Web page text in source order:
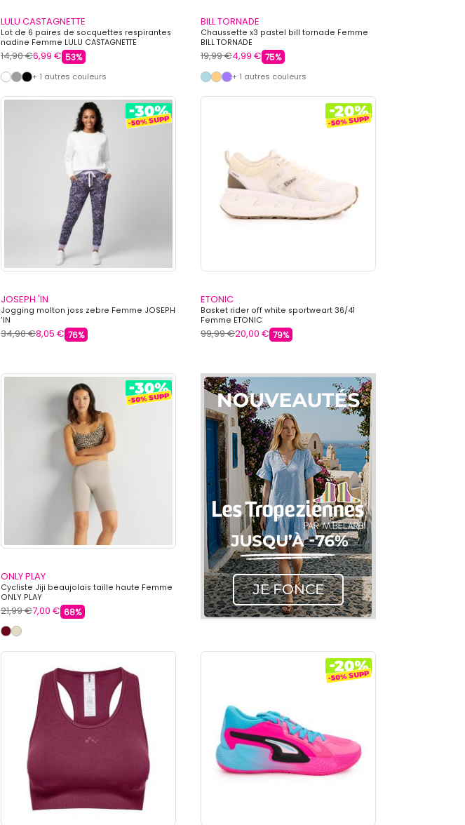
LULU CASTAGNETTE
Lot de 6 paires de socquettes respirantes
nadine Femme LULU CASTAGNETTE
14,90 €6,99 € 53%
+ 1 autres couleurs
BILL TORNADE
Chaussette x3 pastel bill tornade Femme
BILL TORNADE
19,99 €4,99 € 75%
+ 1 autres couleurs
JOSEPH 'IN
Jogging molton joss zebre Femme JOSEPH
'IN
34,90 €8,05 € 76%
ETONIC
Basket rider off white sportweart 36/41
Femme ETONIC
99,99 €20,00 € 79%
ONLY PLAY
Cycliste Jiji beaujolais taille haute Femme
ONLY PLAY
21,99 €7,00 € 68%